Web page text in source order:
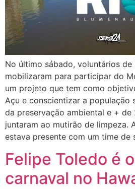
No último sábado, voluntários de
mobilizaram para participar do
um projeto que tem como
Açu e conscientizar a população
da preservação ambiental e + de
juntaram ao mutirão de limpeza.
estava presente com um time de
Felipe Toledo é
carnaval no